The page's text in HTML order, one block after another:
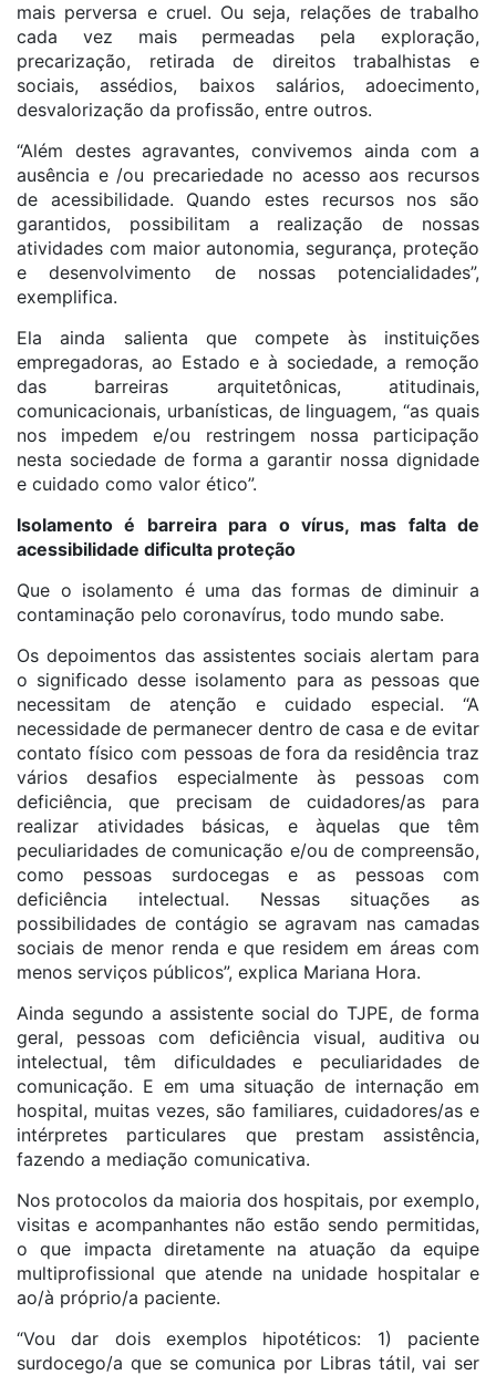
mais perversa e cruel. Ou seja, relações de trabalho
cada vez mais permeadas pela exploração,
precarização, retirada de direitos trabalhistas e
sociais, assédios, baixos salários, adoecimento,
desvalorização da profissão, entre outros.
“Além destes agravantes, convivemos ainda com a
ausência e /ou precariedade no acesso aos recursos
de acessibilidade. Quando estes recursos nos são
garantidos, possibilitam a realização de nossas
atividades com maior autonomia, segurança, proteção
e desenvolvimento de nossas potencialidades”,
exemplifica.
Ela ainda salienta que compete às instituições
empregadoras, ao Estado e à sociedade, a remoção
das barreiras arquitetônicas, atitudinais,
comunicacionais, urbanísticas, de linguagem, “as quais
nos impedem e/ou restringem nossa participação
nesta sociedade de forma a garantir nossa dignidade
e cuidado como valor ético”.
Isolamento é barreira para o vírus, mas falta de
acessibilidade dificulta proteção
Que o isolamento é uma das formas de diminuir a
contaminação pelo coronavírus, todo mundo sabe.
Os depoimentos das assistentes sociais alertam para
o significado desse isolamento para as pessoas que
necessitam de atenção e cuidado especial. “A
necessidade de permanecer dentro de casa e de evitar
contato físico com pessoas de fora da residência traz
vários desafios especialmente às pessoas com
deficiência, que precisam de cuidadores/as para
realizar atividades básicas, e àquelas que têm
peculiaridades de comunicação e/ou de compreensão,
como pessoas surdocegas e as pessoas com
deficiência intelectual. Nessas situações as
possibilidades de contágio se agravam nas camadas
sociais de menor renda e que residem em áreas com
menos serviços públicos”, explica Mariana Hora.
Ainda segundo a assistente social do TJPE, de forma
geral, pessoas com deficiência visual, auditiva ou
intelectual, têm dificuldades e peculiaridades de
comunicação. E em uma situação de internação em
hospital, muitas vezes, são familiares, cuidadores/as e
intérpretes particulares que prestam assistência,
fazendo a mediação comunicativa.
Nos protocolos da maioria dos hospitais, por exemplo,
visitas e acompanhantes não estão sendo permitidas,
o que impacta diretamente na atuação da equipe
multiprofissional que atende na unidade hospitalar e
ao/à próprio/a paciente.
“Vou dar dois exemplos hipotéticos: 1) paciente
surdocego/a que se comunica por Libras tátil, vai ser